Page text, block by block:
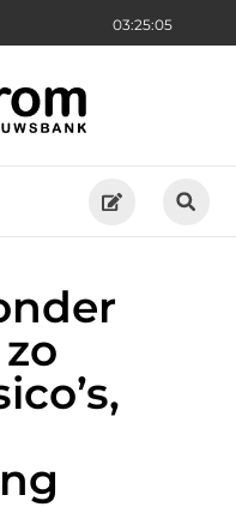
03:25:07